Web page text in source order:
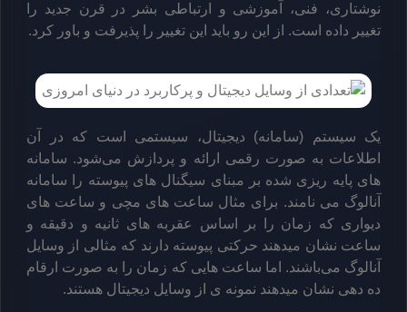
نوشتاری، فنی، آموزشی و ارتباطی بشر در قرن جدید را
تغییر داده است. از این رو باید این تغییر را پذیرفت و باور کرد.
یک سیستم (سامانه) دیجیتال، سیستمی است که در آن
اطلاعات به صورت رقمی ارائه و پردازش می‌شود. سامانه
های پایه ریزی شده بر مبنای سیگنال های پیوسته را سامانه
آنالوگ می نامند. برای مثال ساعت های مچی و ساعت های
دیواری که زمان را بر اساس عقربه های ثانیه و دقیقه و
ساعت نشان میدهند حرکتی پیوسته دارند که مثالی از وسایل
آنالوگ می‌باشند. اما ساعت هایی که زمان را به صورت ارقام
ده دهی نشان میدهند نمونه ی از وسایل دیجیتال هستند.